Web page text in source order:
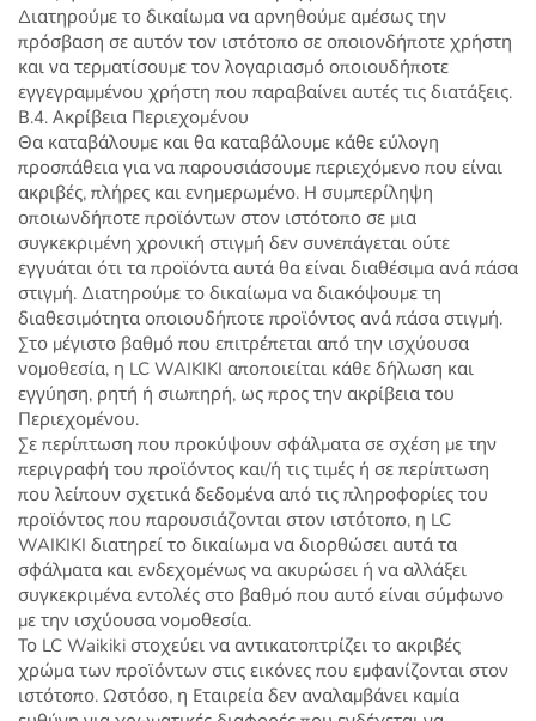
Διατηρούμε το δικαίωμα να αρνηθούμε αμέσως την
πρόσβαση σε αυτόν τον ιστότοπο σε οποιονδήποτε χρήστη
και να τερματίσουμε τον λογαριασμό οποιουδήποτε
εγγεγραμμένου χρήστη που παραβαίνει αυτές τις διατάξεις.
Β.4. Ακρίβεια Περιεχομένου
Θα καταβάλουμε και θα καταβάλουμε κάθε εύλογη
προσπάθεια για να παρουσιάσουμε περιεχόμενο που είναι
ακριβές, πλήρες και ενημερωμένο. Η συμπερίληψη
οποιωνδήποτε προϊόντων στον ιστότοπο σε μια
συγκεκριμένη χρονική στιγμή δεν συνεπάγεται ούτε
εγγυάται ότι τα προϊόντα αυτά θα είναι διαθέσιμα ανά πάσα
στιγμή. Διατηρούμε το δικαίωμα να διακόψουμε τη
διαθεσιμότητα οποιουδήποτε προϊόντος ανά πάσα στιγμή.
Στο μέγιστο βαθμό που επιτρέπεται από την ισχύουσα
νομοθεσία, η LC WAIKIKI αποποιείται κάθε δήλωση και
εγγύηση, ρητή ή σιωπηρή, ως προς την ακρίβεια του
Περιεχομένου.
Σε περίπτωση που προκύψουν σφάλματα σε σχέση με την
περιγραφή του προϊόντος και/ή τις τιμές ή σε περίπτωση
που λείπουν σχετικά δεδομένα από τις πληροφορίες του
προϊόντος που παρουσιάζονται στον ιστότοπο, η LC
WAIKIKI διατηρεί το δικαίωμα να διορθώσει αυτά τα
σφάλματα και ενδεχομένως να ακυρώσει ή να αλλάξει
συγκεκριμένα εντολές στο βαθμό που αυτό είναι σύμφωνο
με την ισχύουσα νομοθεσία.
Το LC Waikiki στοχεύει να αντικατοπτρίζει το ακριβές
χρώμα των προϊόντων στις εικόνες που εμφανίζονται στον
ιστότοπο. Ωστόσο, η Εταιρεία δεν αναλαμβάνει καμία